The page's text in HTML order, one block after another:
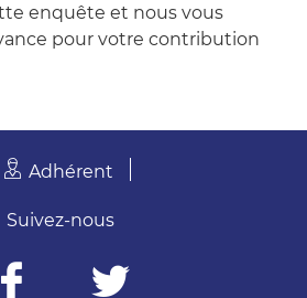
enquête et nous vous
pour votre contribution
Adhérent
Suivez-nous